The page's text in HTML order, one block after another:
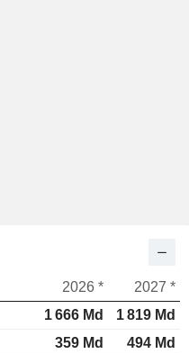
2026 *
2027 *
1 666 Md
1 819 Md
359 Md
494 Md